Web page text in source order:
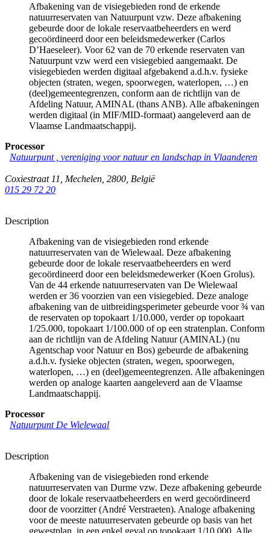
Afbakening van de visiegebieden rond de erkende
natuurreservaten van Natuurpunt vzw. Deze afbakening
gebeurde door de lokale reservaatbeheerders en werd
gecoördineerd door een beleidsmedewerker (Carlos
D’Haeseleer). Voor 62 van de 70 erkende reservaten van
Natuurpunt vzw werd een visiegebied aangemaakt. De
visiegebieden werden digitaal afgebakend a.d.h.v. fysieke
objecten (straten, wegen, spoorwegen, waterlopen, …) en
(deel)gemeentegrenzen, conform aan de richtlijn van de
Afdeling Natuur, AMINAL (thans ANB). Alle afbakeningen
werden digitaal (in MIF/MID-formaat) aangeleverd aan de
Vlaamse Landmaatschappij.
Processor
Natuurpunt , vereniging voor natuur en landschap in Vlaanderen
Coxiestraat 11 Mechelen 2800 België
015 29 72 20
Description
Afbakening van de visiegebieden rond erkende
natuurreservaten van de Wielewaal. Deze afbakening
gebeurde door de lokale reservaatbeheerders en werd
gecoördineerd door een beleidsmedewerker (Koen Grolus).
Van de 44 erkende natuurreservaten van De Wielewaal
werden er 36 voorzien van een visiegebied. Deze analoge
afbakening van de uitbreidingsperimeter gebeurde voor ¾ van
de reservaten op topokaart 1/10.000, verder op topokaart
1/25.000, topokaart 1/100.000 of op een stratenplan. Conform
aan de richtlijn van de Afdeling Natuur (AMINAL) (nu
Agentschap voor Natuur en Bos) gebeurde de afbakening
a.d.h.v. fysieke objecten (straten, wegen, spoorwegen,
waterlopen, …) en (deel)gemeentegrenzen. Alle afbakeningen
werden op analoge kaarten aangeleverd aan de Vlaamse
Landmaatschappij.
Processor
Natuurpunt De Wielewaal
Description
Afbakening van de visiegebieden rond erkende
natuurreservaten van Durme vzw. Deze afbakening gebeurde
door de lokale reservaatbeheerders en werd gecoördineerd
door de voorzitter (André Verstraeten). Analoge afbakening
voor de meeste natuurreservaten gebeurde op basis van het
gewestplan, in een enkel geval op topokaart 1/10.000. Alle